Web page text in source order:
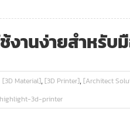
านง่ายสำหรับ
[3D Material],[3D Printer],[Architect
highlight-3d-printer